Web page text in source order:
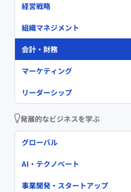
経営戦略
組織マネジメント
会計・財務
マーケティング
リーダーシップ
発展的なビジネスを学ぶ
グローバル
AI・テクノベート
事業開発・スタートアップ